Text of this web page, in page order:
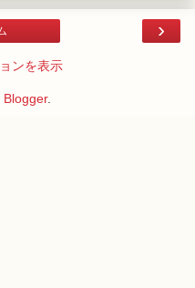
›
ンを表示
Blogger.